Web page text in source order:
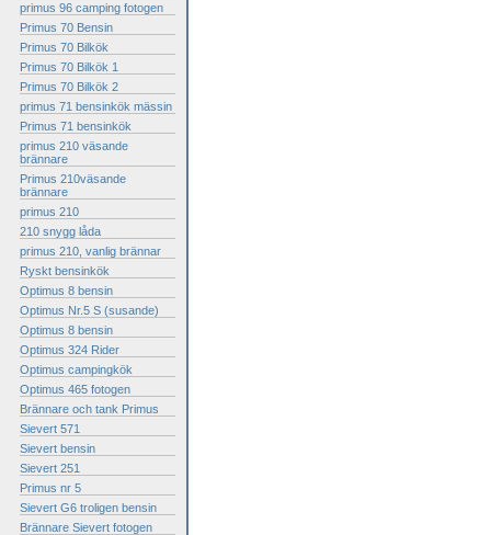
primus 96 camping fotogen
Primus 70 Bensin
Primus 70 Bilkök
Primus 70 Bilkök 1
Primus 70 Bilkök 2
primus 71 bensinkök mässin
Primus 71 bensinkök
primus 210 väsande
brännare
Primus 210väsande
brännare
primus 210
210 snygg låda
primus 210, vanlig brännar
Ryskt bensinkök
Optimus 8 bensin
Optimus Nr.5 S (susande)
Optimus 8 bensin
Optimus 324 Rider
Optimus campingkök
Optimus 465 fotogen
Brännare och tank Primus
Sievert 571
Sievert bensin
Sievert 251
Primus nr 5
Sievert G6 troligen bensin
Brännare Sievert fotogen